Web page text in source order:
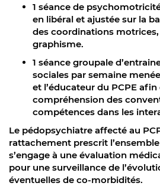
1 séance de
en libéral et ajustée sur la
des coordinations
graphisme.
1 séance groupale
sociales par semaine
et l’éducateur du PCPE afin
compréhension des
compétences dans les
Le pédopsychiatre affecté au
rattachement prescrit
s’engage à une évaluation
pour une surveillance de
éventuelles de co-morbidités.